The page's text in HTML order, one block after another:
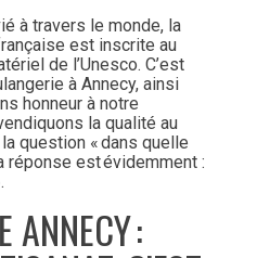
à travers le monde, la
est inscrite au
de l’Unesco. C’est
à Annecy, ainsi
honneur à notre
la qualité au
question « dans quelle
réponse est évidemment :
ANNECY :